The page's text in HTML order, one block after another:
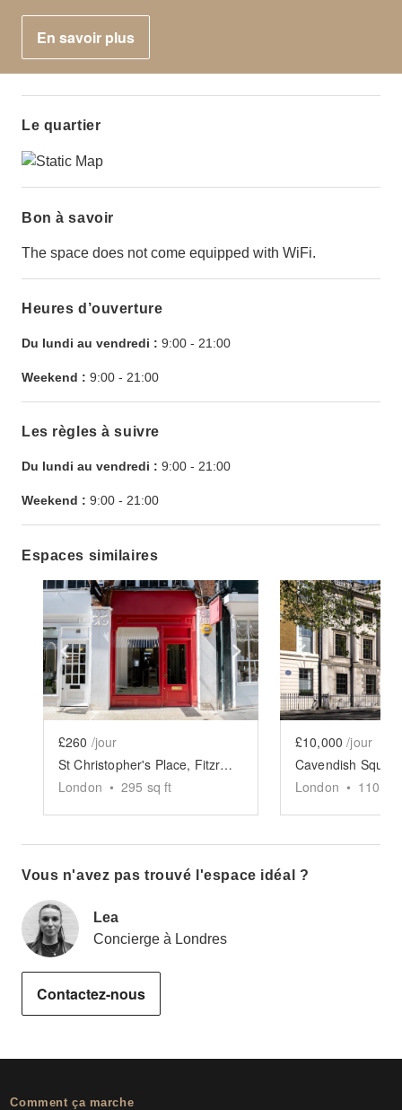
En savoir plus
Le quartier
Bon à savoir
The space does not come equipped with WiFi.
Heures d’ouverture
Du lundi au vendredi : 9:00 - 21:00
Weekend : 9:00 - 21:00
Les règles à suivre
Du lundi au vendredi : 9:00 - 21:00
Weekend : 9:00 - 21:00
Espaces similaires
Show previous slide Show next slide
£260 /jour
St Christopher's Place, Fitzrovia - The Red Boutique
London • 295 sq ft
Show
£10,000 /jour
London • 11000
Vous n'avez pas trouvé l'espace idéal ?
Lea
Concierge à Londres
Contactez-nous
Comment ça marche